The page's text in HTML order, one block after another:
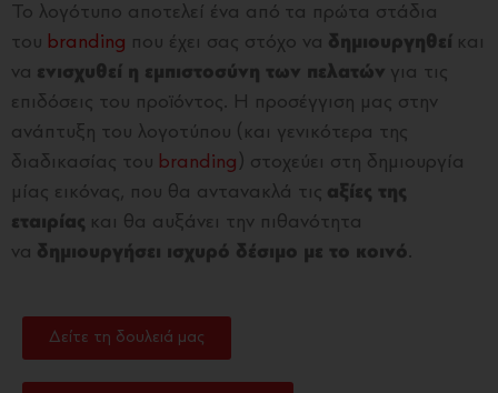
Το λογότυπο αποτελεί ένα από τα πρώτα στάδια
του branding που έχει σας στόχο να δημιουργηθεί και
να ενισχυθεί η εμπιστοσύνη των πελατών για τις
επιδόσεις του προϊόντος. Η προσέγγιση μας στην
ανάπτυξη του λογοτύπου (και γενικότερα της
διαδικασίας του branding ) στοχεύει στη δημιουργία
μίας εικόνας, που θα αντανακλά τις αξίες της
εταιρίας και θα αυξάνει την πιθανότητα
να δημιουργήσει ισχυρό δέσιμο με το κοινό.
Δείτε τη δουλειά μας